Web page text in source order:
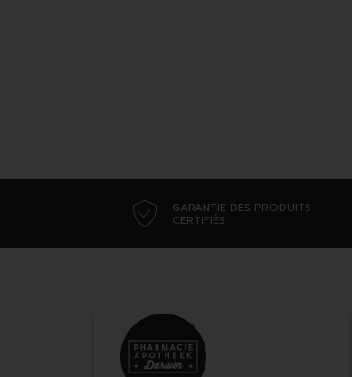
GARANTIE DES PRODUITS
CERTIFIÉS